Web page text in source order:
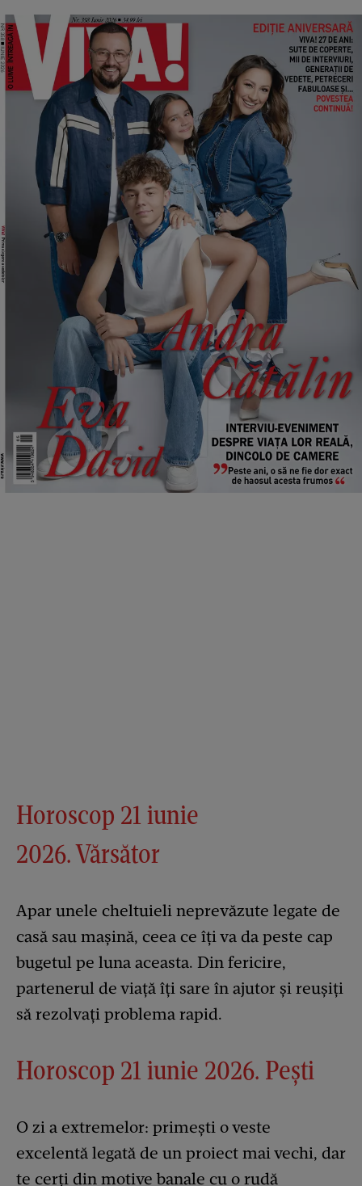
Horoscop 21 iunie
2026. Vărsător
Apar unele cheltuieli neprevăzute legate de
casă sau mașină, ceea ce îți va da peste cap
bugetul pe luna aceasta. Din fericire,
partenerul de viață îți sare în ajutor și reușiți
să rezolvați problema rapid.
Horoscop 21 iunie 2026. Pești
O zi a extremelor: primești o veste
excelentă legată de un proiect mai vechi, dar
te cerți din motive banale cu o rudă